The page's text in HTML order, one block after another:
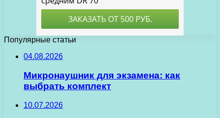
Популярные статьи
04.08.2026
Микронаушник для экзамена: как
выбрать комплект
10.07.2026